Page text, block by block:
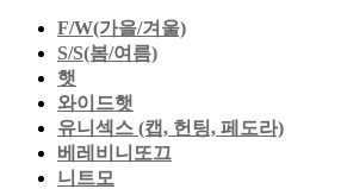
F/W(가을/겨울)
S/S(봄/여름)
햇
와이드햇
유니섹스 (캡, 헌팅, 페도라)
베레비니또끄
니트모